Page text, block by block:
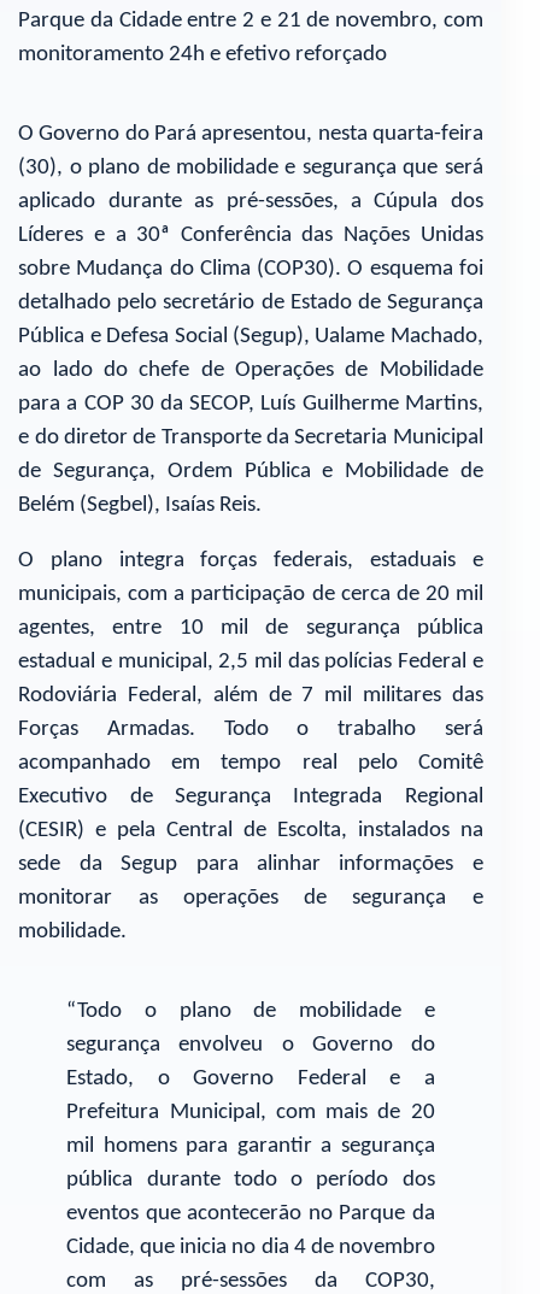
Parque da Cidade entre 2 e 21 de novembro, com
monitoramento 24h e efetivo reforçado
O Governo do Pará apresentou, nesta quarta-feira
(30), o plano de mobilidade e segurança que será
aplicado durante as pré-sessões, a Cúpula dos
Líderes e a 30ª Conferência das Nações Unidas
sobre Mudança do Clima (COP30). O esquema foi
detalhado pelo secretário de Estado de Segurança
Pública e Defesa Social (Segup), Ualame Machado,
ao lado do chefe de Operações de Mobilidade
para a COP 30 da SECOP, Luís Guilherme Martins,
e do diretor de Transporte da Secretaria Municipal
de Segurança, Ordem Pública e Mobilidade de
Belém (Segbel), Isaías Reis.
O plano integra forças federais, estaduais e
municipais, com a participação de cerca de 20 mil
agentes, entre 10 mil de segurança pública
estadual e municipal, 2,5 mil das polícias Federal e
Rodoviária Federal, além de 7 mil militares das
Forças Armadas. Todo o trabalho será
acompanhado em tempo real pelo Comitê
Executivo de Segurança Integrada Regional
(CESIR) e pela Central de Escolta, instalados na
sede da Segup para alinhar informações e
monitorar as operações de segurança e
mobilidade.
“Todo o plano de mobilidade e
segurança envolveu o Governo do
Estado, o Governo Federal e a
Prefeitura Municipal, com mais de 20
mil homens para garantir a segurança
pública durante todo o período dos
eventos que acontecerão no Parque da
Cidade, que inicia no dia 4 de novembro
com as pré-sessões da COP30,